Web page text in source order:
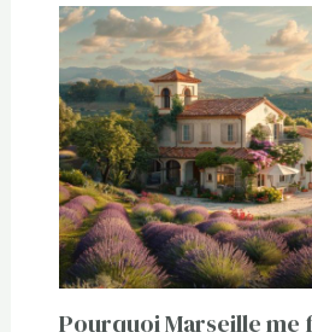
Pourquoi Marseille me